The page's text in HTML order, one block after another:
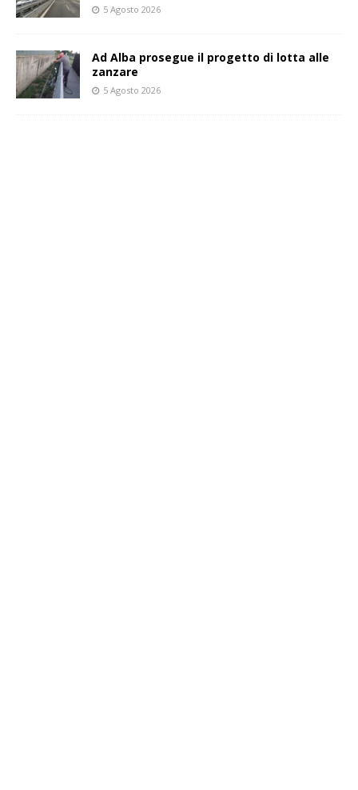
5 Agosto 2026
Ad Alba prosegue il progetto di lotta alle
zanzare
5 Agosto 2026